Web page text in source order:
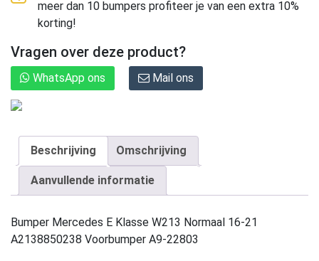
meer dan 10 bumpers profiteer je van een extra 10%
korting!
Vragen over deze product?
WhatsApp ons Mail ons
Beschrijving Omschrijving
Aanvullende informatie
Bumper Mercedes E Klasse W213 Normaal 16-21
A2138850238 Voorbumper A9-22803